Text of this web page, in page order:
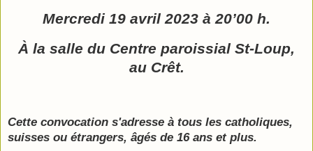
Mercredi 19 avril 2023 à 20’00 h.
À la salle du Centre paroissial St-Loup,
au Crêt.
Cette convocation s'adresse à tous les catholiques,
suisses ou étrangers, âgés de 16 ans et plus.